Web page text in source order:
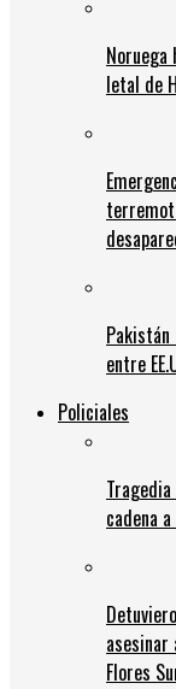
letal de
entre
Policiales
cadena
asesinar
Flores